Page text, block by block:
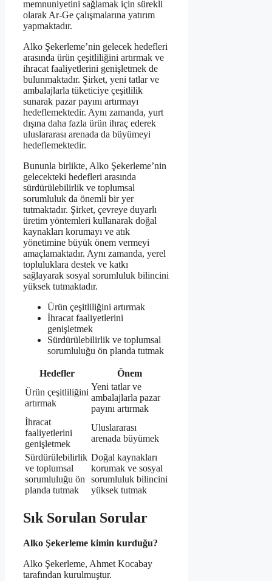
memnuniyetini sağlamak için sürekli
olarak Ar-Ge çalışmalarına yatırım
yapmaktadır.
Alko Şekerleme’nin gelecek hedefleri
arasında ürün çeşitliliğini artırmak ve
ihracat faaliyetlerini genişletmek de
bulunmaktadır. Şirket, yeni tatlar ve
ambalajlarla tüketiciye çeşitlilik
sunarak pazar payını artırmayı
hedeflemektedir. Aynı zamanda, yurt
dışına daha fazla ürün ihraç ederek
uluslararası arenada da büyümeyi
hedeflemektedir.
Bununla birlikte, Alko Şekerleme’nin
gelecekteki hedefleri arasında
sürdürülebilirlik ve toplumsal
sorumluluk da önemli bir yer
tutmaktadır. Şirket, çevreye duyarlı
üretim yöntemleri kullanarak doğal
kaynakları korumayı ve atık
yönetimine büyük önem vermeyi
amaçlamaktadır. Aynı zamanda, yerel
topluluklara destek ve katkı
sağlayarak sosyal sorumluluk bilincini
yüksek tutmaktadır.
Ürün çeşitliliğini artırmak
İhracat faaliyetlerini
genişletmek
Sürdürülebilirlik ve toplumsal
sorumluluğu ön planda tutmak
Hedefler
Önem
Ürün çeşitliliğini
artırmak
Yeni tatlar ve
ambalajlarla pazar
payını artırmak
İhracat
faaliyetlerini
genişletmek
Uluslararası
arenada büyümek
Sürdürülebilirlik
ve toplumsal
sorumluluğu ön
planda tutmak
Doğal kaynakları
korumak ve sosyal
sorumluluk bilincini
yüksek tutmak
Sık Sorulan Sorular
Alko Şekerleme kimin kurduğu?
Alko Şekerleme, Ahmet Kocabay
tarafından kurulmuştur.